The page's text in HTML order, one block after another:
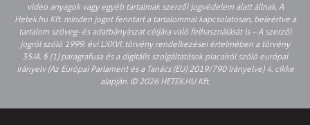
video anyagok vagy egyéb tartalmak szerzői jogvédelem alatt állnak. A
Hetek.hu Kft. minden jogot fenntart a tartalommal kapcsolatosan, beleértve a
tartalom szöveg- és adatbányászat céljára való felhasználását is – A szerzői
jogról szóló 1999. évi LXXVI. törvény rendelkezései értelmében a törvény
35/A. § (1) paragrafusa és a digitális szolgáltatások piacairól szóló európai
irányelv (Az Európai Parlament és a Tanács (EU) 2019/790 Irányelve) 4. cikke
alapján. © 2026 HETEK.HU Kft.